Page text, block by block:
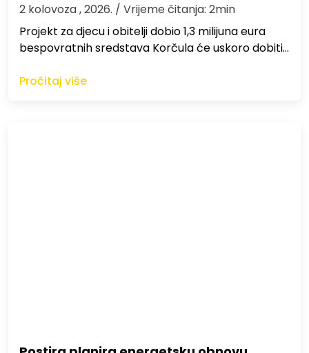
2 kolovoza , 2026. / Vrijeme čitanja: 2min
Projekt za djecu i obitelji dobio 1,3 milijuna eura
bespovratnih sredstava Korčula će uskoro dobiti…
Pročitaj više